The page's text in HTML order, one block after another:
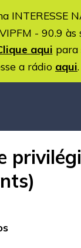
INTERESSE
- 90.9 às
aqui para
a rádio aqui.